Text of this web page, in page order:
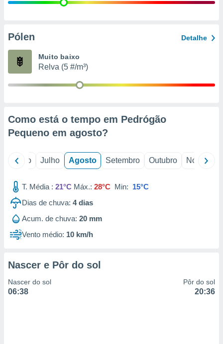
e
de
Pólen Detalhe
Muito baixo
Relva (5 #/m³)
Como está o tempo em Pedrógão
Pequeno em agosto?
Junho Julho Agosto Setembro Outubro Novembro
T. Média : 21°C Máx.: 28°C Min: 15°C
Dias de chuva: 4dias
Acum. de chuva: 20 mm
Vento médio: 10 km/h
Nascer e Pôr do sol
Nascer do sol
06:38
Pôr do sol
20:36